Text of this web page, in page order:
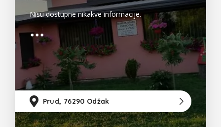
Nisu dostupne nikakve informacije.
Prud, 76290 Odžak